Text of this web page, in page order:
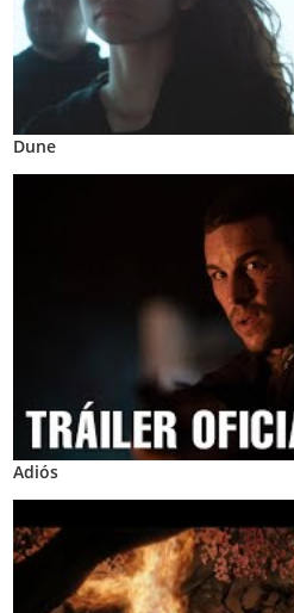
Dune
Adiós